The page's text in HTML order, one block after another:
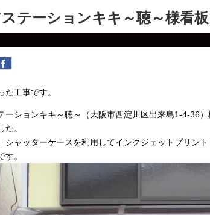
テーションキキ～聴～様看板
た工事です。
ーションキキ～聴～（大阪市西淀川区出来島1-4-36
た。
シャッターケースを利用してインクジェットプリン
す。